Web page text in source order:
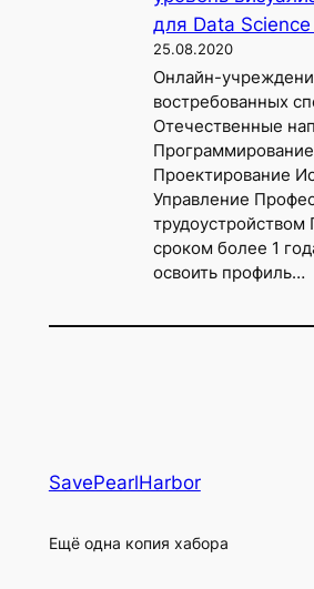
для Data
25.08.2020
Онлайн-
востребованных
Отечественные
Программирование
Проектирование
Управление
сроком более 1
освоить профиль…
SavePearlHarbor
Ещё одна копия хабора